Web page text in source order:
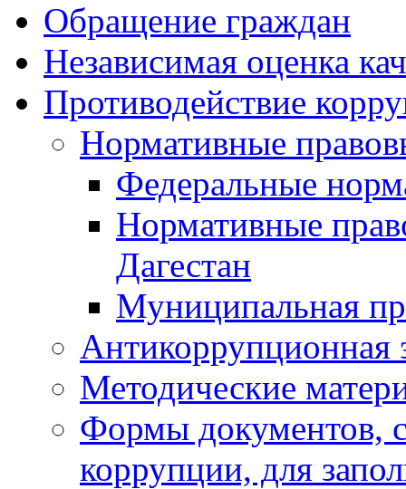
Обращение граждан
Независимая оценка
Противодействие
Нормативные
Федеральные
Нормативные
Дагестан
Муниципальная
Антикоррупционная
Методические
Формы документов,
коррупции, для